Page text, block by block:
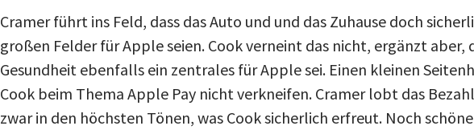
Cramer führt ins Feld, dass das Auto und und das Zuhause doch
großen Felder für Apple seien. Cook verneint das nicht, ergänzt aber,
Gesundheit ebenfalls ein zentrales für Apple sei. Einen kleinen
Cook beim Thema Apple Pay nicht verkneifen. Cramer lobt das
zwar in den höchsten Tönen, was Cook sicherlich erfreut. Noch